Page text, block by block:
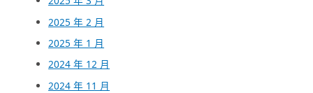
2025 年 2 月
2025 年 1 月
2024 年 12 月
2024 年 11 月